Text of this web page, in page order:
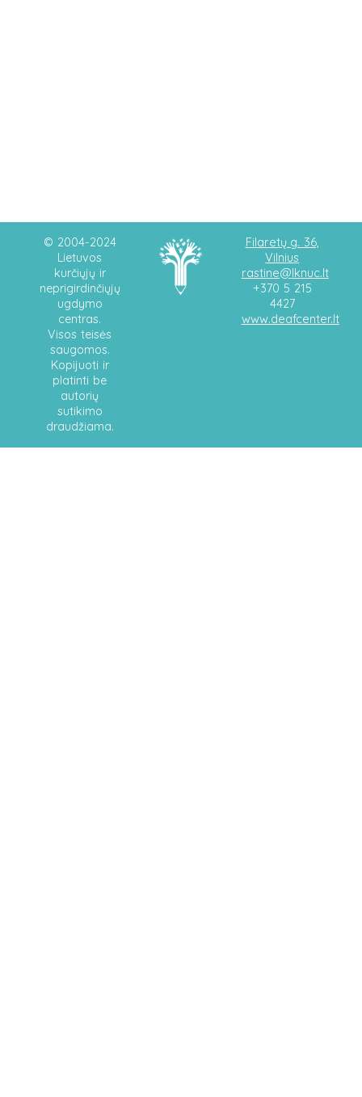
© 2004-2024
Lietuvos
kurčiųjų ir
neprigirdinčiųjų
ugdymo
centras.
Visos teisės
saugomos.
Kopijuoti ir
platinti be
autorių
sutikimo
draudžiama.
Filaretų g. 36,
Vilnius
rastine@lknuc.lt
+370 5 215
4427
www.deafcenter.lt